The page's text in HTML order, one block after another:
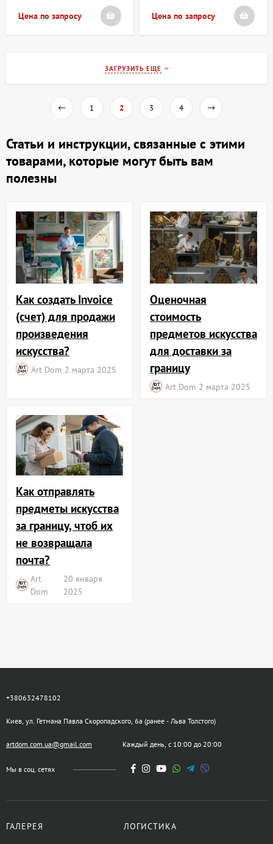
Цена по запросу Цена по запросу
ЗАГРУЗИТЬ ЕЩЕ
1 2 3 4
Статьи и инструкции, связанные с этими
товарами, которые могут быть вам
полезны
Как создать Invoice
(счет) для продажи
произведения
искусства?
Art Dom 2 марта 2025
Оценочная
стоимость
предметов искусства
для доставки за
границу
Art Dom 2 марта 2025
Как отправлять
предметы искусства
за границу, чтоб их
не возвращала
почта?
Art
Dom
20 января
2025
+380632478102
Киев, ул. Гетмана Павла Скоропадского, 6а (ранее - Льва Толстого)
artdom.com.ua@gmail.com Каждый день, с 10:00 до 20:00
Мы в соц. сетях
ГАЛЕРЕЯ ЛОГИСТИКА